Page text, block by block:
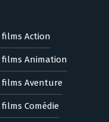
films Action
films Animation
films Aventure
Comédie